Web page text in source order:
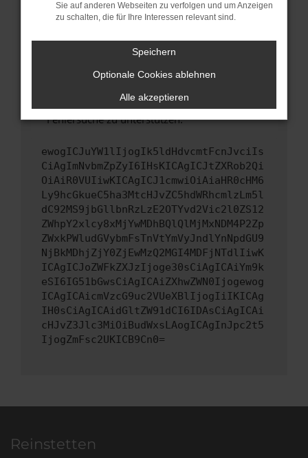
führen, dass bestimmte Funktionen nicht mehr
unterstützt werden.
Wende dich an den Webseitenbetreiber.
Wenn du alle oben genannten Schritte versucht
hast, kontaktiere uns bitte. Wir werden
uns diesen Text schicken, um uns bei der
Fehlersuche zu unterstützen:
ewogICJuYW1lIjogIk5ldHdvcmtFcnJvciIs
CiAgImNvbmZpZyI6IHsKICAgICJtZXRob2Qi
OiAiR0VUIiwKICAgICJ1cmwiOiAiaHR0cHM6
Ly9hcGkueC5ha3MtcHJvZC5hdWRhcmlzLm5l
dC92MS9jbGllbnRzLzE2OTYvd2Vic2l0ZS12
ZWhpY2xlcy8xMjYwMDhBQlQlMjMxNDM4P2Zp
ZWxkPWludGVybmFsTnVtYmVyJndlYnNpdGU9
NjBkMDhjZjY0ZjEwMzQ2MGI4MDFjNTdlIiwK
ICAgICJoZWFkZXJzIjoge30sCiAgICAiYm9k
eSI6IG51bGwsCiAgICAiZXhwZWN0Ijogewog
ICAgICAicmVzcG9uc2VUeXBlIjogIiIKICAg
IH0sCiAgICAidGltZW91dCI6IDAsCiAgICAi
cHJvZ3Jlc3MiOiBudWxsLAogICAgInJpc2t5
IjogZmFsc2UKICB9Cn0=
Reinstetten
Sie auf anderen Webseiten zu verfolgen und um Anzeigen
zu schalten, die für Ihre Interessen relevant sind.
Speichern
Optionale Cookies ablehnen
Alle akzeptieren